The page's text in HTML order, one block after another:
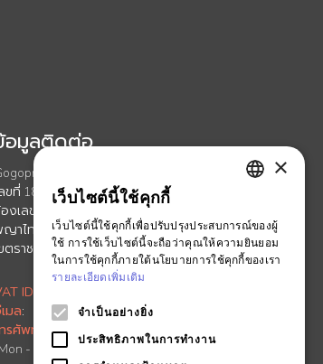
อมูลติดต่อ
(Thailand) Co., Ltd.
ขที่ 188 อาคาร สปริง ทาวเวอร์ ชั้นที่ 11
งเลขที่ 11-110 ถนนพญาไท เเขวงทุ่ง
าไท
ตราชเทวี กรุงเทพมหานคร 10400
ID
มล:
info.th@ontimeprint.com
รศัพท์
: 02-026-3147
- Fri, 9AM to 6PM)
THAI
×
เว็บไซต์นี้ใช้คุกกี้
เว็บไซต์นี้ใช้คุกกี้เพื่อปรับปรุงประสบการณ์ของผู้
ใช้ การใช้เว็บไซต์นี้จะถือว่าคุณให้ความยินยอม
ในการใช้คุกกี้ภายใต้นโยบายการใช้คุกกี้ของเรา
รายละเอียดเพิ่มเติม
จำเป็นอย่างยิ่ง
ประสิทธิภาพในการทำงาน